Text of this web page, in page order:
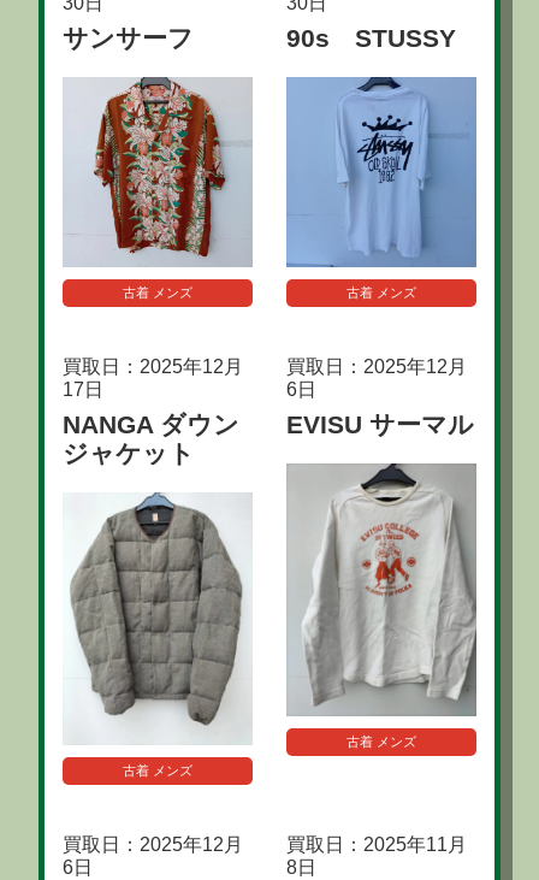
サンサーフ
古着 メンズ
90s STUSSY
古着 メンズ
買取日：2025年12月
17日
NANGA ダウン
ジャケット
古着 メンズ
買取日：2025年12月
6日
EVISU サーマル
古着 メンズ
買取日：2025年12月
6日
買取日：2025年11月
8日